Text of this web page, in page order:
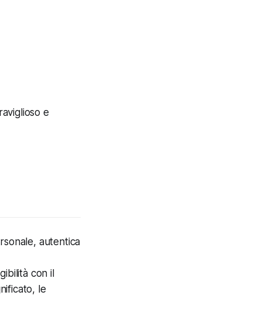
e
autentica
con il
le